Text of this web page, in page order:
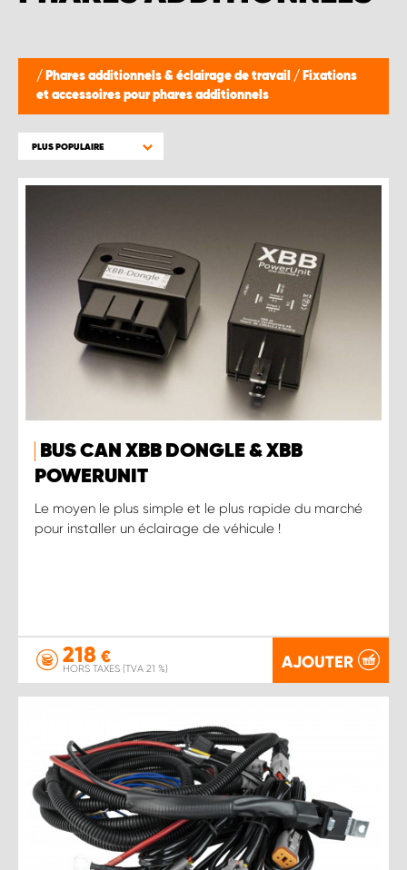
/ Phares additionnels & éclairage de travail / Fixations
et accessoires pour phares additionnels
PLUS POPULAIRE
BUS CAN XBB DONGLE & XBB
POWERUNIT
Le moyen le plus simple et le plus rapide du marché
pour installer un éclairage de véhicule !
218 €
HORS TAXES (TVA 21 %) AJOUTER
WORK SYSTEM BRUXELLES
WORK SYSTEM LIMBURG-KEMPEN
WORK SYSTEM WEST BY PRO-VAN